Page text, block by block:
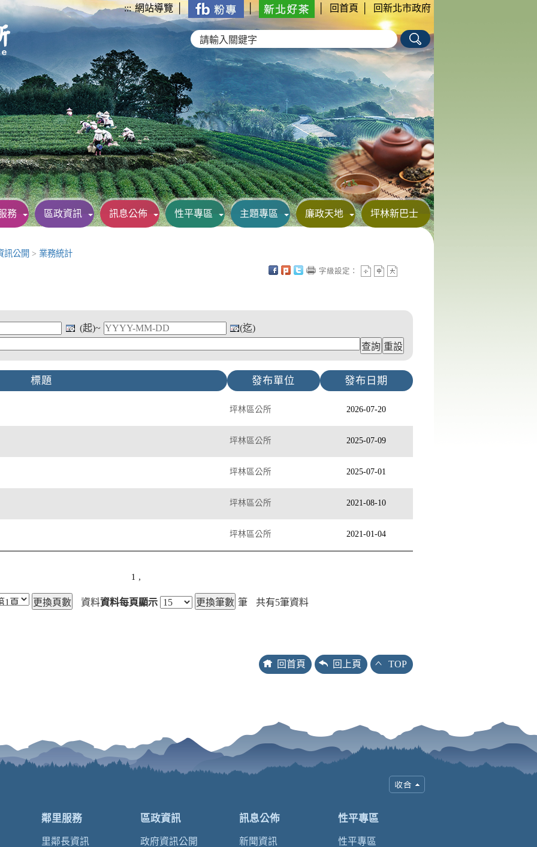
::: 網站導覽 │ │ 回首頁 回新北市政府
務 區政資訊 訊息公佈 性平專區 主題專區 廉政天地 坪林新巴士
訊公開 > 業務統計
字級設定：
(起)~ (迄)
標題 發布單位 發布日期
坪林區公所 2026-07-20
坪林區公所 2025-07-09
坪林區公所 2025-07-01
坪林區公所 2021-08-10
坪林區公所 2021-01-04
1 ,
資料資料每頁顯示 筆 共有5筆資料
回首頁 回上頁 TOP
鄰里服務
里鄰長資訊
區政資訊
政府資訊公開
訊息公佈
新聞資訊
性平專區
性平專區